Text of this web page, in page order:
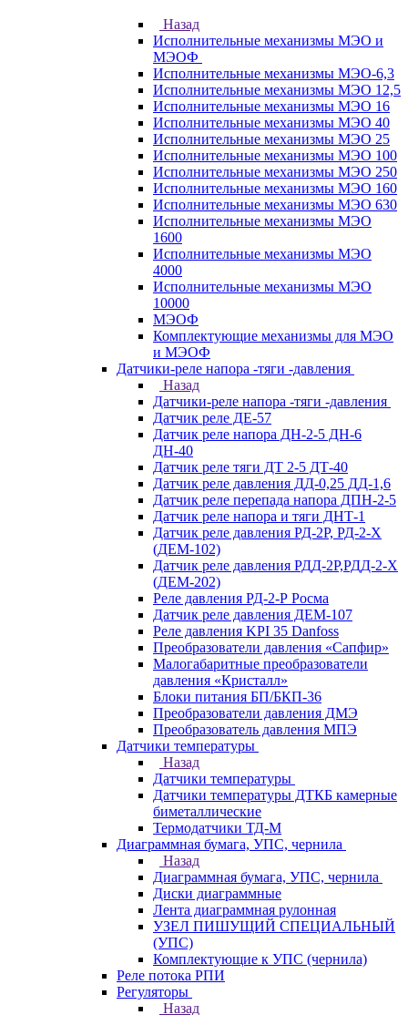
Назад
Исполнительные механизмы МЭО и
МЭОФ
Исполнительные механизмы МЭО-6,3
Исполнительные механизмы МЭО 12,5
Исполнительные механизмы МЭО 16
Исполнительные механизмы МЭО 40
Исполнительные механизмы МЭО 25
Исполнительные механизмы МЭО 100
Исполнительные механизмы МЭО 250
Исполнительные механизмы МЭО 160
Исполнительные механизмы МЭО 630
Исполнительные механизмы МЭО
1600
Исполнительные механизмы МЭО
4000
Исполнительные механизмы МЭО
10000
МЭОФ
Комплектующие механизмы для МЭО
и МЭОФ
Датчики-реле напора -тяги -давления
Назад
Датчики-реле напора -тяги -давления
Датчик реле ДЕ-57
Датчик реле напора ДН-2-5 ДН-6
ДН-40
Датчик реле тяги ДТ 2-5 ДТ-40
Датчик реле давления ДД-0,25 ДД-1,6
Датчик реле перепада напора ДПН-2-5
Датчик реле напора и тяги ДНТ-1
Датчик реле давления РД-2Р, РД-2-Х
(ДЕМ-102)
Датчик реле давления РДД-2Р,РДД-2-Х
(ДЕМ-202)
Реле давления РД-2-Р Росма
Датчик реле давления ДЕМ-107
Реле давления KPI 35 Danfoss
Преобразователи давления «Сапфир»
Малогабаритные преобразователи
давления «Кристалл»
Блоки питания БП/БКП-36
Преобразователи давления ДМЭ
Преобразователь давления МПЭ
Датчики температуры
Назад
Датчики температуры
Датчики температуры ДТКБ камерные
биметаллические
Термодатчики ТД-М
Диаграммная бумага, УПС, чернила
Назад
Диаграммная бумага, УПС, чернила
Диски диаграммные
Лента диаграммная рулонная
УЗЕЛ ПИШУЩИЙ СПЕЦИАЛЬНЫЙ
(УПС)
Комплектующие к УПС (чернила)
Реле потока РПИ
Регуляторы
Назад